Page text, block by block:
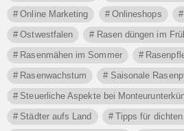
Online Marketing
Onlineshops
Ostwestfalen
Rasen düngen im
Rasenmähen im Sommer
Rasenwachstum
Saisonale
Steuerliche Aspekte bei
Städter aufs Land
Tipps für